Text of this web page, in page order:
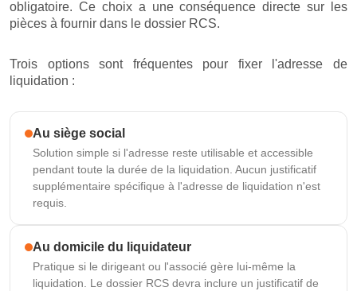
obligatoire. Ce choix a une conséquence directe sur les
pièces à fournir dans le dossier RCS.
Trois options sont fréquentes pour fixer l'adresse de
liquidation :
Au siège social
Solution simple si l'adresse reste utilisable et accessible
pendant toute la durée de la liquidation. Aucun justificatif
supplémentaire spécifique à l'adresse de liquidation n'est
requis.
Au domicile du liquidateur
Pratique si le dirigeant ou l'associé gère lui-même la
liquidation. Le dossier RCS devra inclure un justificatif de